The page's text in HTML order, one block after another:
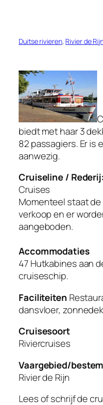
Duitse rivieren, Rivier de
biedt met haar 3
82 passagiers. Er is
aanwezig.
Cruiseline / Rederij:
Cruises
Momenteel staat
verkoop en er
aangeboden.
Accommodaties
47 Hutkabines aan
cruiseschip.
Faciliteiten
dansvloer,
Cruisesoort
Riviercruises
Vaargebied/
Rivier de Rijn
Lees of schrijf de